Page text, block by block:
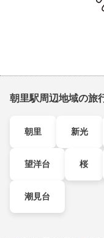
朝里駅周辺地域の旅
朝里 新光
望洋台 桜
潮見台